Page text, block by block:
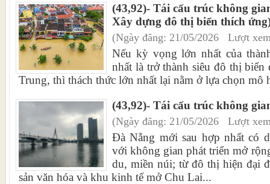
(43,92)- Tái cấu trúc không
Xây dựng đô thị biển thích
(Ngày đăng: 21/05/2026 Lượt
Nếu kỳ vọng lớn nhất của
nhất là trở thành siêu đô thị biển
Trung, thì thách thức lớn nhất lại nằm ở lựa chọn mô
(43,92)- Tái cấu trúc không
(Ngày đăng: 21/05/2026 Lượt
Đà Nẵng mới sau hợp nhất có
với không gian phát triển mở
du, miền núi; từ đô thị hiện đại
sản văn hóa và khu kinh tế mở Chu Lai...